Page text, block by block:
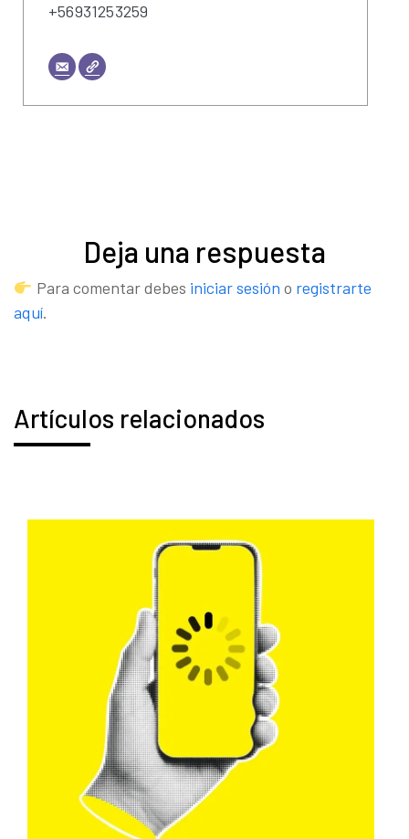
+56931253259
Deja una respuesta
Para comentar debes iniciar sesión o registrarte
aquí.
Artículos relacionados